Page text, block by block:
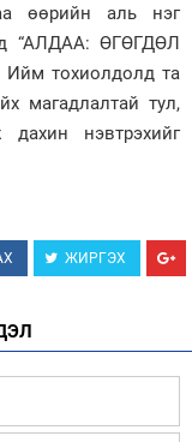
өөрийн аль нэг
“АЛДАА: ӨГӨГДӨЛ
Ийм тохиолдолд та
магадлалтай тул,
нэвтрэхийг
ЖИРГЭХ